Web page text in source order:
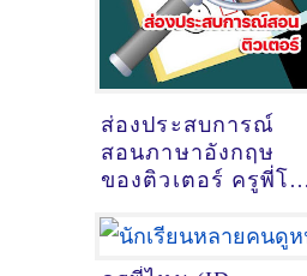
@ออนไลน์
ส่องประสบการณ์
สอนภาษาอังกฤษ
ของติวเตอร์ ครูพี่โม
สานสินธุ์ @ออนไลน์